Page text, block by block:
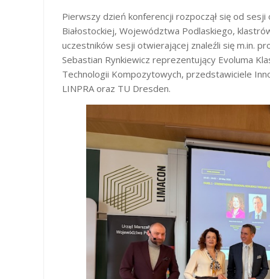
Pierwszy dzień konferencji rozpoczął się od
Białostockiej, Województwa Podlaskiego,
uczestników sesji otwierającej znaleźli się m.in.
Sebastian Rynkiewicz reprezentujący Evoluma
Technologii Kompozytowych, przedstawiciele
LINPRA oraz TU Dresden.